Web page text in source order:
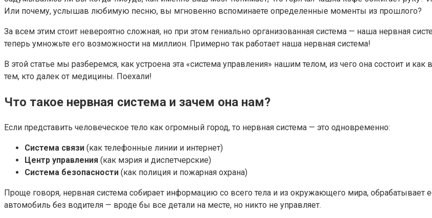
Или почему, услышав любимую песню, вы мгновенно вспоминаете определенные моменты из прошлого?
За всем этим стоит невероятно сложная, но при этом гениально организованная система — наша нервная
теперь умножьте его возможности на миллион. Примерно так работает наша нервная система!
В этой статье мы разберемся, как устроена эта «система управления» нашим телом, из чего она состоит и
тем, кто далек от медицины. Поехали!
Что такое нервная система и зачем она нам?
Если представить человеческое тело как огромный город, то нервная система — это одновременно:
Система связи (как телефонные линии и интернет)
Центр управления (как мэрия и диспетчерские)
Система безопасности (как полиция и пожарная охрана)
Проще говоря, нервная система собирает информацию со всего тела и из окружающего мира,
автомобиль без водителя — вроде бы все детали на месте, но никто не управляет.